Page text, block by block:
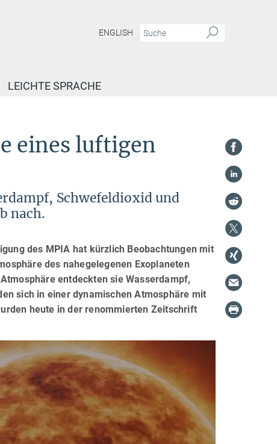
ENGLISH
LEICHTE SPRACHE
eines luftigen
Schwefeldioxid und
nach.
des MPIA hat kürzlich Beobachtungen mit
des nahegelegenen Exoplaneten
entdeckten sie Wasserdampf,
sich in einer dynamischen Atmosphäre mit
heute in der renommierten Zeitschrift